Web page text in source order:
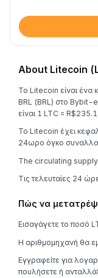
About Litecoin
Το Litecoin είναι ένα
BRL (BRL) στο Bybit-
είναι 1 LTC =
Το Litecoin έχει
24ωρο όγκο
The circulating
Τις τελευταίες 24
Πώς να
Εισαγάγετε το ποσό
Η αριθμομηχανή θα
Εγγραφείτε για
πουλήσετε ή